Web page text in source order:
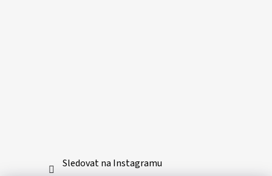
Sledovat na Instagramu